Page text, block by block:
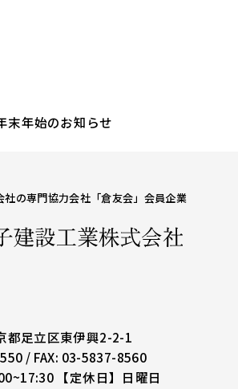
末年始のお知らせ
社の専門協力会社「倉友会」会員企業
都足立区東伊興2-2-1
/ FAX: 03-5837-8560
【定休日】日曜日